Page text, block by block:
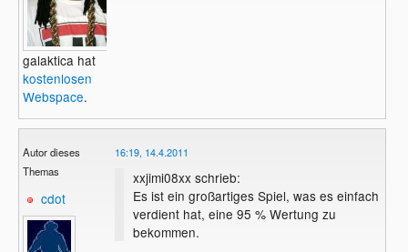
galaktica hat
kostenlosen
Webspace.
Autor dieses
Themas
cdot
16:19, 14.4.2011
xxjimi08xx schrieb:
Es ist ein großartiges Spiel, was es einfach
verdient hat, eine 95 % Wertung zu
bekommen.